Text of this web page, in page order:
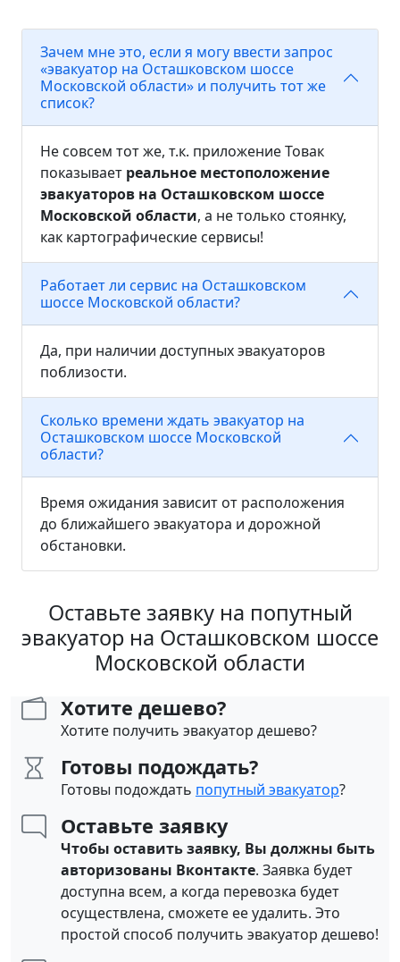
Зачем мне это, если я могу ввести запрос
«эвакуатор на Осташковском шоссе
Московской области» и получить тот же
список?
Не совсем тот же, т.к. приложение Товак
показывает реальное местоположение
эвакуаторов на Осташковском шоссе
Московской области, а не только стоянку,
как картографические сервисы!
Работает ли сервис на Осташковском
шоссе Московской области?
Да, при наличии доступных эвакуаторов
поблизости.
Сколько времени ждать эвакуатор на
Осташковском шоссе Московской
области?
Время ожидания зависит от расположения
до ближайшего эвакуатора и дорожной
обстановки.
Оставьте заявку на попутный
эвакуатор на Осташковском шоссе
Московской области
Хотите дешево?
Хотите получить эвакуатор дешево?
Готовы подождать?
Готовы подождать попутный эвакуатор?
Оставьте заявку
Чтобы оставить заявку, Вы должны быть
авторизованы Вконтакте. Заявка будет
доступна всем, а когда перевозка будет
осуществлена, сможете ее удалить. Это
простой способ получить эвакуатор дешево!